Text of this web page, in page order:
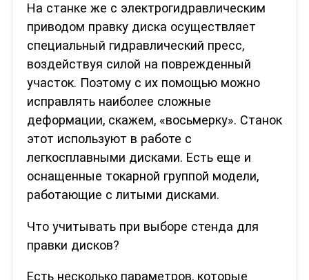
На станке же с электрогидравлическим
приводом правку диска осуществляет
специальный гидравлический пресс,
воздействуя силой на поврежденный
участок. Поэтому с их помощью можно
исправлять наиболее сложные
деформации, скажем, «восьмерку». Станок
этот используют в работе с
легкосплавными дисками. Есть еще и
оснащенные токарной группой модели,
работающие с литыми дисками.
Что учитывать при выборе стенда для
правки дисков?
Есть несколько параметров, которые